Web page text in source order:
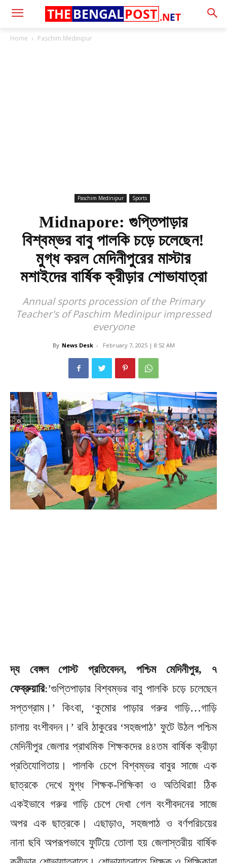
.NET
THE BENGALPOST
Home Paschim Medinipur
Paschim Medinipur Sports
Midnapore: গুপ্তিপাড়ার
বিশ্বম্ভর বাবু পালকি চড়ে চলেছেন!
মুগ্ধ করল মেদিনীপুরের মাস্টার
মশাইদের বার্ষিক ক্রীড়ার শোভাযাত্রা
Annual sports procession of the Primary
Teacher's of Paschim Medinipur impressed
everyone
By News Desk - February 7, 2025 | 8:52 AM
দ্য বেঙ্গল পোস্ট প্রতিবেদন, পশ্চিম মেদিনীপুর, ৭
ফেব্রুয়ারি:’গুপ্তিপাড়ার বিশ্বম্ভর বাবু পালকি চড়ে চলেছেন
সপ্তগ্রাম।’ কিংবা, ‘কুমোর পাড়ার গরুর গাড়ি…গাড়ি
চালায় বংশীবদন।’ রবি ঠাকুরের ‘সহজপাঠ’ ফুটে উঠল পশ্চিম
মেদিনীপুর জেলার প্রাথমিক শিক্ষকদের ৪৪তম বার্ষিক ক্রীড়া
প্রতিযোগিতায়। পালকি চেপে বিশ্বম্ভর বাবুর সাজে এক
ছাত্রকে দেখে মুগ্ধ শিক্ষক-শিক্ষিকা ও অতিথিরা! ঠিক
একইভাবে গরুর গাড়ি চেপে দেখা গেল বংশীবদনের সাজে
অপর এক ছাত্রকে। এছাড়াও, সহজপাঠ ও বর্ণপরিচয়ের
নানা ছবি অপরূপভাবে ফুটিয়ে তোলা হয় জেলাস্তরীয় বার্ষিক